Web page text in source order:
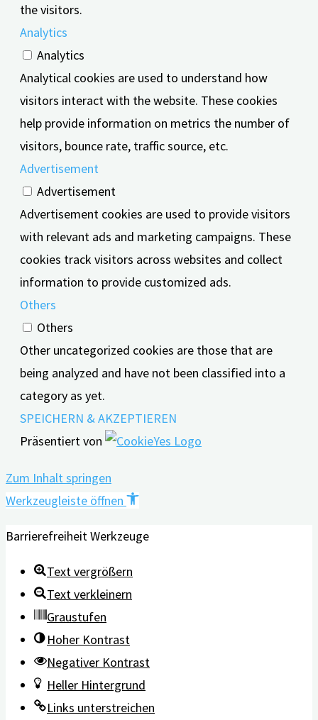
the visitors.
Analytics
Analytics
Analytical cookies are used to understand how
visitors interact with the website. These cookies
help provide information on metrics the number of
visitors, bounce rate, traffic source, etc.
Advertisement
Advertisement
Advertisement cookies are used to provide visitors
with relevant ads and marketing campaigns. These
cookies track visitors across websites and collect
information to provide customized ads.
Others
Others
Other uncategorized cookies are those that are
being analyzed and have not been classified into a
category as yet.
SPEICHERN & AKZEPTIEREN
Präsentiert von
Zum Inhalt springen
Werkzeugleiste öffnen
Barrierefreiheit Werkzeuge
Text vergrößern
Text verkleinern
Graustufen
Hoher Kontrast
Negativer Kontrast
Heller Hintergrund
Links unterstreichen